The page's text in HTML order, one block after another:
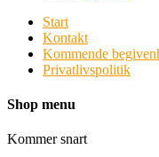
Start
Kontakt
Kommende
Privatlivspolitik
Shop menu
Kommer snart